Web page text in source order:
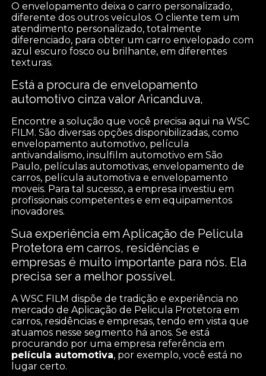
O envelopamento deixa o carro personalizado,
diferente dos outros veículos. O cliente tem um
atendimento personalizado, totalmente
diferenciado, para obter um carro envelopado com
azul escuro fosco ou brilhante, em diferentes
texturas.
Está a procura de envelopamento
automotivo cinza valor Aricanduva,
Encontre a solução que você precisa aqui na WSC
FILM. São diversas opções disponibilizadas, como
envelopamento automotivo, película
antivandalismo, insulfilm automotivo em São
Paulo, películas automotivas, envelopamento de
carros, película automotiva e envelopamento
moveis. Para tal sucesso, a empresa investiu em
profissionais competentes e em equipamentos
inovadores.
Sua experiência em Aplicação de Pelicula
Protetora em carros, residências e
empresas é muito importante para nós. Ela
precisa ser a melhor possível.
A WSC FILM dispõe de tradição e experiência no
mercado de Aplicação de Pelicula Protetora em
carros, residências e empresas, tendo em vista que
atuamos nesse segmento há anos. Se está
procurando por uma empresa referência em
película automotiva, por exemplo, você está no
lugar certo.